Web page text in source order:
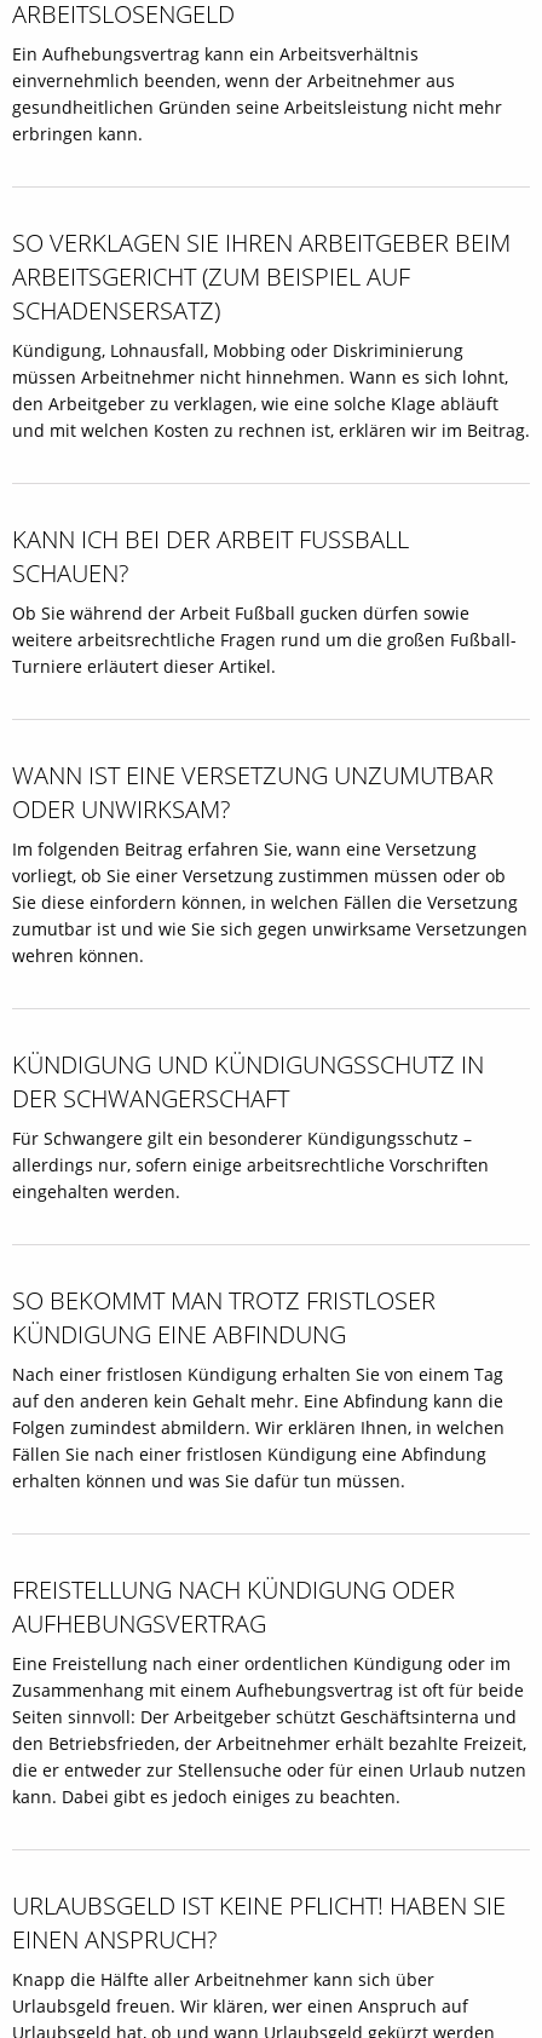
ARBEITSLOSENGELD
Ein Aufhebungsvertrag kann ein Arbeitsverhältnis
einvernehmlich beenden, wenn der Arbeitnehmer aus
gesundheitlichen Gründen seine Arbeitsleistung nicht mehr
erbringen kann.
SO VERKLAGEN SIE IHREN ARBEITGEBER BEIM
ARBEITSGERICHT (ZUM BEISPIEL AUF
SCHADENSERSATZ)
Kündigung, Lohnausfall, Mobbing oder Diskriminierung
müssen Arbeitnehmer nicht hinnehmen. Wann es sich lohnt,
den Arbeitgeber zu verklagen, wie eine solche Klage abläuft
und mit welchen Kosten zu rechnen ist, erklären wir im Beitrag.
KANN ICH BEI DER ARBEIT FUSSBALL S
CHAUEN?
Ob Sie während der Arbeit Fußball gucken dürfen sowie
weitere arbeitsrechtliche Fragen rund um die großen Fußball-
Turniere erläutert dieser Artikel.
WANN IST EINE VERSETZUNG UNZUMUTBAR
ODER UNWIRKSAM?
Im folgenden Beitrag erfahren Sie, wann eine Versetzung
vorliegt, ob Sie einer Versetzung zustimmen müssen oder ob
Sie diese einfordern können, in welchen Fällen die Versetzung
zumutbar ist und wie Sie sich gegen unwirksame Versetzungen
wehren können.
KÜNDIGUNG UND KÜNDIGUNGSSCHUTZ IN
DER SCHWANGERSCHAFT
Für Schwangere gilt ein besonderer Kündigungsschutz –
allerdings nur, sofern einige arbeitsrechtliche Vorschriften
eingehalten werden.
SO BEKOMMT MAN TROTZ FRISTLOSER
KÜNDIGUNG EINE ABFINDUNG
Nach einer fristlosen Kündigung erhalten Sie von einem Tag
auf den anderen kein Gehalt mehr. Eine Abfindung kann die
Folgen zumindest abmildern. Wir erklären Ihnen, in welchen
Fällen Sie nach einer fristlosen Kündigung eine Abfindung
erhalten können und was Sie dafür tun müssen.
FREISTELLUNG NACH KÜNDIGUNG ODER
AUFHEBUNGSVERTRAG
Eine Freistellung nach einer ordentlichen Kündigung oder im
Zusammenhang mit einem Aufhebungsvertrag ist oft für beide
Seiten sinnvoll: Der Arbeitgeber schützt Geschäftsinterna und
den Betriebsfrieden, der Arbeitnehmer erhält bezahlte Freizeit,
die er entweder zur Stellensuche oder für einen Urlaub nutzen
kann. Dabei gibt es jedoch einiges zu beachten.
URLAUBSGELD IST KEINE PFLICHT! HABEN SIE
EINEN ANSPRUCH?
Knapp die Hälfte aller Arbeitnehmer kann sich über
Urlaubsgeld freuen. Wir klären, wer einen Anspruch auf
Urlaubsgeld hat, ob und wann Urlaubsgeld gekürzt werden